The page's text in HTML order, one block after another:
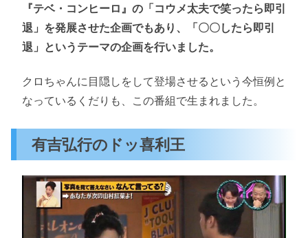
『テベ・コンヒーロ』の「コウメ太夫で笑ったら即引
退」を発展させた企画でもあり、「〇〇したら即引
退」というテーマの企画を行いました。
クロちゃんに目隠しをして登場させるという今恒例と
なっているくだりも、この番組で生まれました。
有吉弘行のドッ喜利王